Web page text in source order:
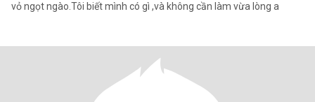
vỏ ngọt ngào.Tôi biết mình có gì ,và không cần làm vừa lòng a